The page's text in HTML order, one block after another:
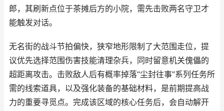
郎，其刷新点位于茶摊后方的小院，需先击败两名守卫才
能触发对话。
无名街的战斗节拍偏快，狭窄地形限制了大范围走位，提
议优先选择范围伤害技能清理杂兵，同时留意机关傀儡的
超距离攻击。击败敌人后有概率掉落“尘封往事”系列任务所
需的线索道具，以及强化装备的基础材料，是前期提高战
力的重要寻觅点。完成该区域的核心任务后，会自动解开